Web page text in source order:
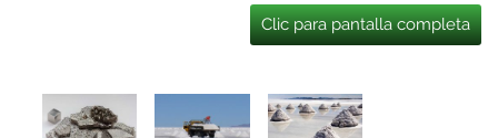
Clic para pantalla completa